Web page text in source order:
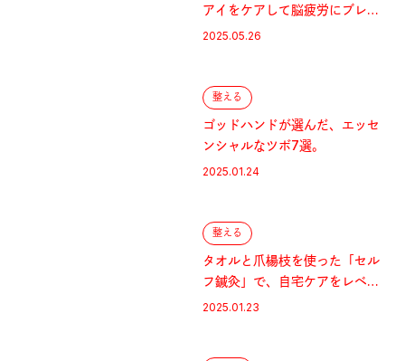
アイをケアして脳疲労にブレー
キを。
2025.05.26
整える
ゴッドハンドが選んだ、エッセ
ンシャルなツボ7選。
2025.01.24
整える
タオルと爪楊枝を使った「セル
フ鍼灸」で、自宅ケアをレベル
アップ！
2025.01.23